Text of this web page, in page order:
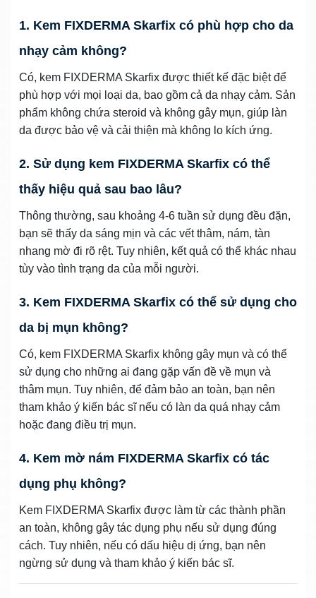
1. Kem FIXDERMA Skarfix có phù hợp cho da
nhạy cảm không?
Có, kem FIXDERMA Skarfix được thiết kế đặc biệt để
phù hợp với mọi loại da, bao gồm cả da nhạy cảm. Sản
phẩm không chứa steroid và không gây mụn, giúp làn
da được bảo vệ và cải thiện mà không lo kích ứng.
2. Sử dụng kem FIXDERMA Skarfix có thể
thấy hiệu quả sau bao lâu?
Thông thường, sau khoảng 4-6 tuần sử dụng đều đặn,
bạn sẽ thấy da sáng mịn và các vết thâm, nám, tàn
nhang mờ đi rõ rệt. Tuy nhiên, kết quả có thể khác nhau
tùy vào tình trạng da của mỗi người.
3. Kem FIXDERMA Skarfix có thể sử dụng cho
da bị mụn không?
Có, kem FIXDERMA Skarfix không gây mụn và có thể
sử dụng cho những ai đang gặp vấn đề về mụn và
thâm mụn. Tuy nhiên, để đảm bảo an toàn, bạn nên
tham khảo ý kiến bác sĩ nếu có làn da quá nhạy cảm
hoặc đang điều trị mụn.
4. Kem mờ nám FIXDERMA Skarfix có tác
dụng phụ không?
Kem FIXDERMA Skarfix được làm từ các thành phần
an toàn, không gây tác dụng phụ nếu sử dụng đúng
cách. Tuy nhiên, nếu có dấu hiệu dị ứng, bạn nên
ngừng sử dụng và tham khảo ý kiến bác sĩ.